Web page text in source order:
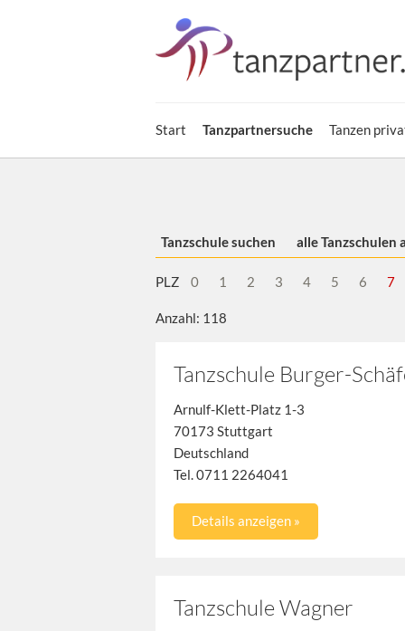
Start Tanzpartnersuche Tanzen
Tanzschule suchen alle Tanzschulen
PLZ 0 1 2 3 4 5 6 7
Anzahl: 118
Tanzschule Burger-
Arnulf-Klett-Platz 1-3
70173 Stuttgart
Deutschland
Tel. 0711 2264041
Details anzeigen »
Tanzschule Wagner